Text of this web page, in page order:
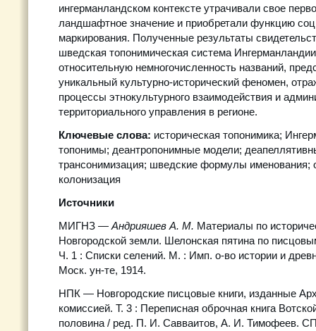
ингерманландском контексте утрачивали свое
ландшафтное значение и приобретали функцию
маркирования. Полученные результаты
шведская топонимическая система
относительную немногочисленность названий,
уникальный культурно-исторический феномен,
процессы этнокультурного взаимодействия и
территориального управления в регионе.
Ключевые слова: историческая топонимика;
топонимы; деантропонимные модели;
трансонимизация; шведские формулы именования;
колонизация
Источники
МИГНЗ — Андрияшев А. М. Материалы по
Новгородской земли. Шелонская пятина по
Ч. 1 : Списки селений. М. : Имп. о-во истории и
Моск. ун-те, 1914.
НПК — Новгородские писцовые книги, изданные
комиссией. Т. 3 : Переписная оброчная книга
половина / ред. П. И. Савваитов, А. И. Тимофеев.